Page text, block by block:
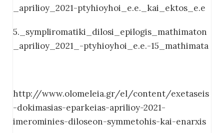
_aprilioy_2021-ptyhioyhoi_e.e._kai_ektos_e.e
5._sympliromatiki_dilosi_epilogis_mathimaton
_aprilioy_2021_-ptyhioyhoi_e.e.-15_mathimata
http://www.olomeleia.gr/el/content/exetaseis
-dokimasias-eparkeias-aprilioy-2021-
imerominies-diloseon-symmetohis-kai-enarxis